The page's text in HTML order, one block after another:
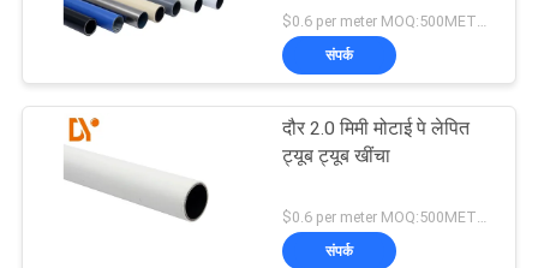
संपर्क
दौर 2.0 मिमी मोटाई पे लेपित
ट्यूब ट्यूब खींचा
संपर्क